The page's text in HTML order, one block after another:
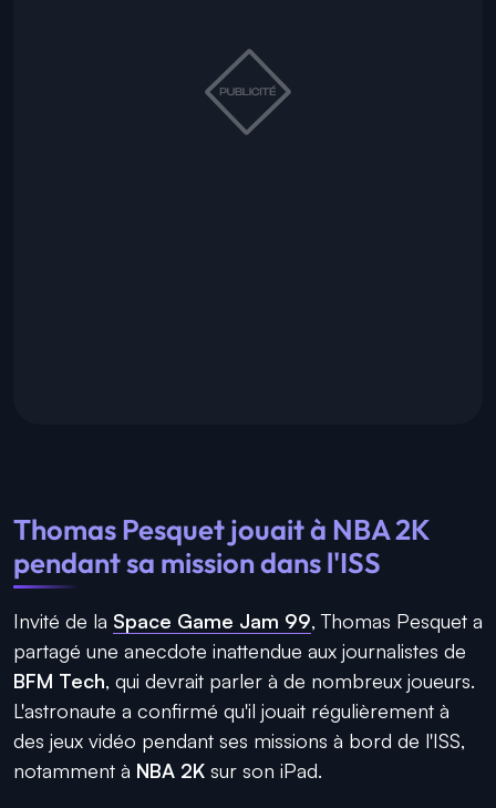
Thomas Pesquet jouait à NBA 2K
pendant sa mission dans l'ISS
Invité de la Space Game Jam 99, Thomas Pesquet a
partagé une anecdote inattendue aux journalistes de
BFM Tech, qui devrait parler à de nombreux joueurs.
L'astronaute a confirmé qu'il jouait régulièrement à
des jeux vidéo pendant ses missions à bord de l'ISS,
notamment à NBA 2K sur son iPad.